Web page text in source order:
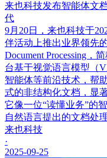
来也科技发布智能体文
代
9月20日，来也科技于
伴活动上推出业界领先
Document Processing，
台基于视觉语言模型（
智能体等前沿技术，帮
式的非结构化文档，显
它像一位“读懂业务”的
自然语言提出的文档处
来也科技
·
2025-09-25